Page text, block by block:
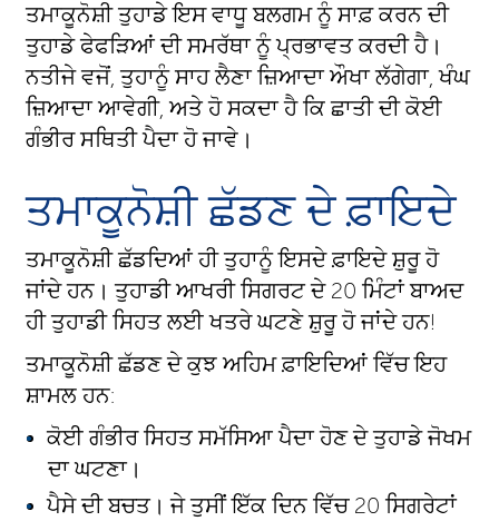
ਤਮਾਕੂਨੋਸ਼ੀ ਤੁਹਾਡੇ ਇਸ ਵਾਧੂ ਬਲਗਮ ਨੂੰ ਸਾਫ਼ ਕਰਨ ਦੀ
ਤੁਹਾਡੇ ਫੇਫੜਿਆਂ ਦੀ ਸਮਰੱਥਾ ਨੂੰ ਪ੍ਰਭਾਵਤ ਕਰਦੀ ਹੈ।
ਨਤੀਜੇ ਵਜੋਂ, ਤੁਹਾਨੂੰ ਸਾਹ ਲੈਣਾ ਜ਼ਿਆਦਾ ਔਖਾ ਲੱਗੇਗਾ, ਖੰਘ
ਜ਼ਿਆਦਾ ਆਵੇਗੀ, ਅਤੇ ਹੋ ਸਕਦਾ ਹੈ ਕਿ ਛਾਤੀ ਦੀ ਕੋਈ
ਗੰਭੀਰ ਸਥਿਤੀ ਪੈਦਾ ਹੋ ਜਾਵੇ।
ਤਮਾਕੂਨੋਸ਼ੀ ਛੱਡਣ ਦੇ ਫ਼ਾਇਦੇ
ਤਮਾਕੂਨੋਸ਼ੀ ਛੱਡਦਿਆਂ ਹੀ ਤੁਹਾਨੂੰ ਇਸਦੇ ਫ਼ਾਇਦੇ ਸ਼ੁਰੂ ਹੋ
ਜਾਂਦੇ ਹਨ। ਤੁਹਾਡੀ ਆਖਰੀ ਸਿਗਰਟ ਦੇ 20 ਮਿੰਟਾਂ ਬਾਅਦ
ਹੀ ਤੁਹਾਡੀ ਸਿਹਤ ਲਈ ਖਤਰੇ ਘਟਣੇ ਸ਼ੁਰੂ ਹੋ ਜਾਂਦੇ ਹਨ!
ਤਮਾਕੂਨੋਸ਼ੀ ਛੱਡਣ ਦੇ ਕੁਝ ਅਹਿਮ ਫ਼ਾਇਦਿਆਂ ਵਿੱਚ ਇਹ
ਸ਼ਾਮਲ ਹਨ:
ਕੋਈ ਗੰਭੀਰ ਸਿਹਤ ਸਮੱਸਿਆ ਪੈਦਾ ਹੋਣ ਦੇ ਤੁਹਾਡੇ ਜੋਖਮ
ਦਾ ਘਟਣਾ।
ਪੈਸੇ ਦੀ ਬਚਤ। ਜੇ ਤੁਸੀਂ ਇੱਕ ਦਿਨ ਵਿੱਚ 20 ਸਿਗਰੇਟਾਂ